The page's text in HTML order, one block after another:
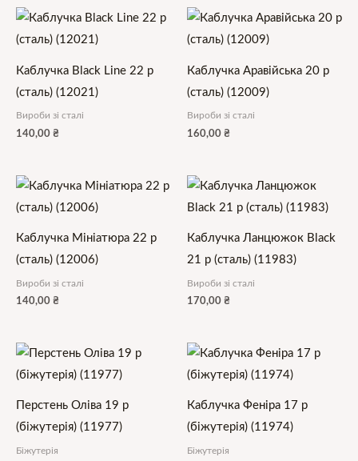
Каблучка Black Line 22 р
(сталь) (12021)
Вироби зі сталі
140,00 ₴
Каблучка Аравійська 20 р
(сталь) (12009)
Вироби зі сталі
160,00 ₴
Каблучка Мініатюра 22 р
(сталь) (12006)
Вироби зі сталі
140,00 ₴
Каблучка Ланцюжок Black
21 р (сталь) (11983)
Вироби зі сталі
170,00 ₴
Перстень Оліва 19 р
(біжутерія) (11977)
Біжутерія
Каблучка Феніра 17 р
(біжутерія) (11974)
Біжутерія